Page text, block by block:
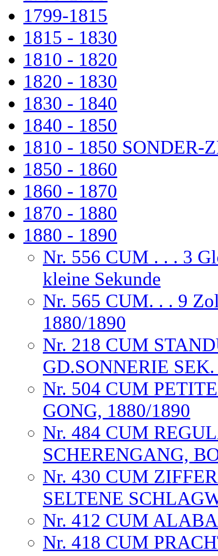
1799-1815
1815 - 1830
1810 - 1820
1820 - 1830
1830 - 1840
1840 - 1850
1810 - 1850 SONDER-
1850 - 1860
1860 - 1870
1870 - 1880
1880 - 1890
Nr. 556 CUM . . . 3
kleine Sekunde
Nr. 565 CUM. . . 9
1880/1890
Nr. 218 CUM
GD.SONNERIE
Nr. 504 CUM
GONG, 1880/1890
Nr. 484 CUM
SCHERENGANG,
Nr. 430 CUM
SELTENE
Nr. 412 CUM
Nr. 418 CUM